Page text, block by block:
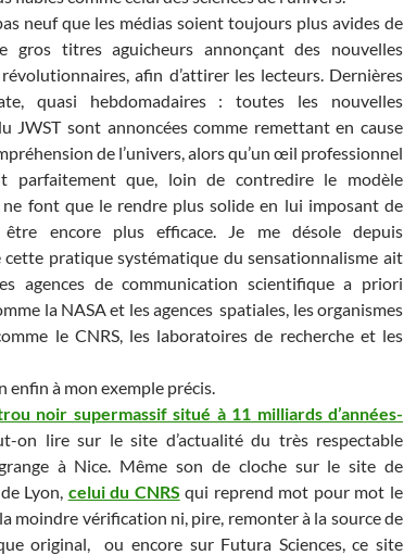
neuf que les médias soient toujours plus avides de
gros titres aguicheurs annonçant des nouvelles
afin d’attirer les lecteurs. Dernières
quasi hebdomadaires : toutes les nouvelles
JWST sont annoncées comme remettant en cause
de l’univers, alors qu’un œil professionnel
parfaitement que, loin de contredire le modèle
ne font que le rendre plus solide en lui imposant de
être encore plus efficace. Je me désole depuis
cette pratique systématique du sensationnalisme ait
agences de communication scientifique a priori
la NASA et les agences spatiales, les organismes
le CNRS, les laboratoires de recherche et les
enfin à mon exemple précis.
noir supermassif situé à 11 milliards d’années-
on lire sur le site d’actualité du très respectable
à Nice. Même son de cloche sur le site de
Lyon, celui du CNRS qui reprend mot pour mot le
moindre vérification ni, pire, remonter à la source de
original, ou encore sur Futura Sciences, ce site